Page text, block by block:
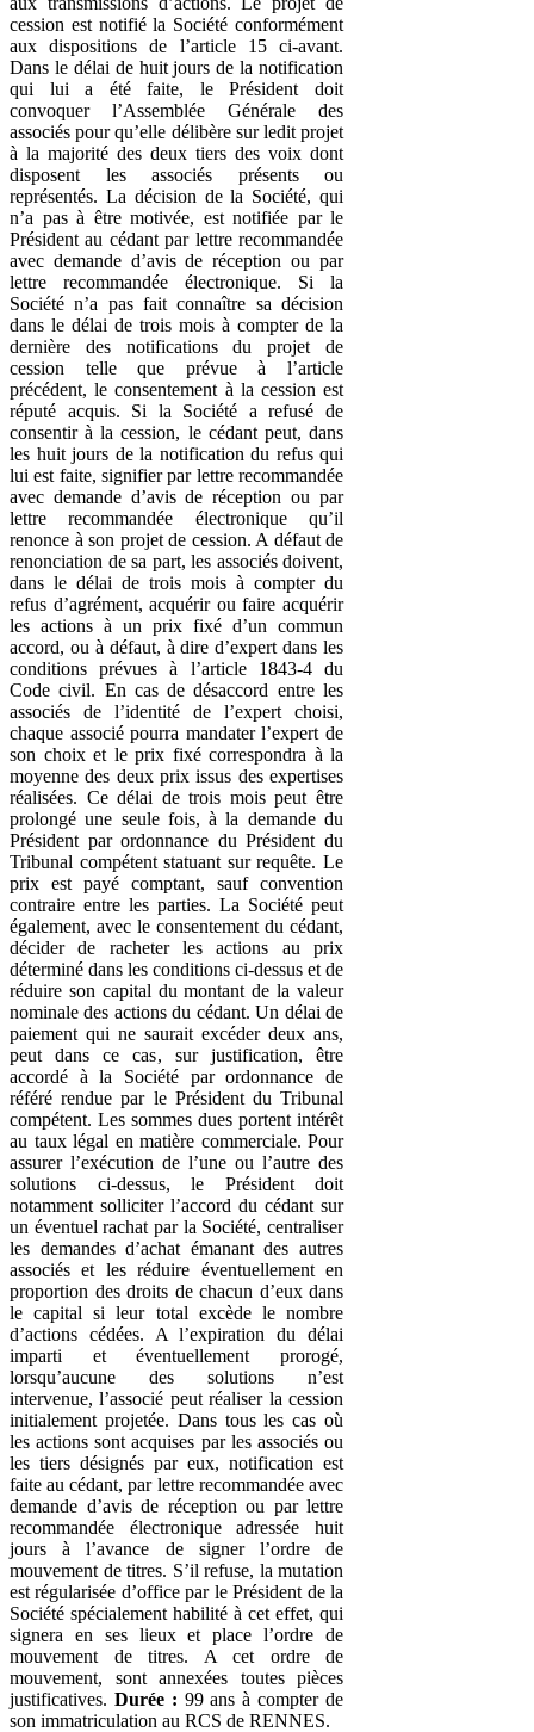
cession est notifié la Société conformément
aux dispositions de l’article 15 ci-avant.
Dans le délai de huit jours de la notification
qui lui a été faite, le Président doit
convoquer l’Assemblée Générale des
associés pour qu’elle délibère sur ledit projet
à la majorité des deux tiers des voix dont
disposent les associés présents ou
représentés. La décision de la Société, qui
n’a pas à être motivée, est notifiée par le
Président au cédant par lettre recommandée
avec demande d’avis de réception ou par
lettre recommandée électronique. Si la
Société n’a pas fait connaître sa décision
dans le délai de trois mois à compter de la
dernière des notifications du projet de
cession telle que prévue à l’article
précédent, le consentement à la cession est
réputé acquis. Si la Société a refusé de
consentir à la cession, le cédant peut, dans
les huit jours de la notification du refus qui
lui est faite, signifier par lettre recommandée
avec demande d’avis de réception ou par
lettre recommandée électronique qu’il
renonce à son projet de cession. A défaut de
renonciation de sa part, les associés doivent,
dans le délai de trois mois à compter du
refus d’agrément, acquérir ou faire acquérir
les actions à un prix fixé d’un commun
accord, ou à défaut, à dire d’expert dans les
conditions prévues à l’article 1843-4 du
Code civil. En cas de désaccord entre les
associés de l’identité de l’expert choisi,
chaque associé pourra mandater l’expert de
son choix et le prix fixé correspondra à la
moyenne des deux prix issus des expertises
réalisées. Ce délai de trois mois peut être
prolongé une seule fois, à la demande du
Président par ordonnance du Président du
Tribunal compétent statuant sur requête. Le
prix est payé comptant, sauf convention
contraire entre les parties. La Société peut
également, avec le consentement du cédant,
décider de racheter les actions au prix
déterminé dans les conditions ci-dessus et de
réduire son capital du montant de la valeur
nominale des actions du cédant. Un délai de
paiement qui ne saurait excéder deux ans,
peut dans ce cas, sur justification, être
accordé à la Société par ordonnance de
référé rendue par le Président du Tribunal
compétent. Les sommes dues portent intérêt
au taux légal en matière commerciale. Pour
assurer l’exécution de l’une ou l’autre des
solutions ci-dessus, le Président doit
notamment solliciter l’accord du cédant sur
un éventuel rachat par la Société, centraliser
les demandes d’achat émanant des autres
associés et les réduire éventuellement en
proportion des droits de chacun d’eux dans
le capital si leur total excède le nombre
d’actions cédées. A l’expiration du délai
imparti et éventuellement prorogé,
lorsqu’aucune des solutions n’est
intervenue, l’associé peut réaliser la cession
initialement projetée. Dans tous les cas où
les actions sont acquises par les associés ou
les tiers désignés par eux, notification est
faite au cédant, par lettre recommandée avec
demande d’avis de réception ou par lettre
recommandée électronique adressée huit
jours à l’avance de signer l’ordre de
mouvement de titres. S’il refuse, la mutation
est régularisée d’office par le Président de la
Société spécialement habilité à cet effet, qui
signera en ses lieux et place l’ordre de
mouvement de titres. A cet ordre de
mouvement, sont annexées toutes pièces
justificatives. Durée : 99 ans à compter de
son immatriculation au RCS de RENNES.